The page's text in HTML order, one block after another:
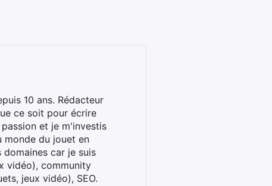
10 ans. Rédacteur
ce soit pour écrire
et je m'investis
monde du jouet en
car je suis
vidéo), community
jeux vidéo), SEO.